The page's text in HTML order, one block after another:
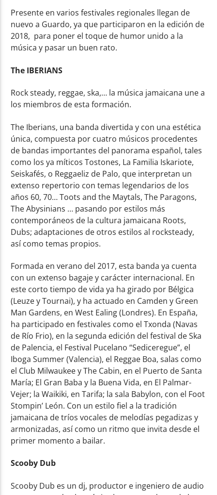
Presente en varios festivales regionales llegan de
nuevo a Guardo, ya que participaron en la edición de
2018, para poner el toque de humor unido a la
música y pasar un buen rato.
The IBERIANS
Rock steady, reggae, ska,… la música jamaicana une a
los miembros de esta formación.
The Iberians, una banda divertida y con una estética
única, compuesta por cuatro músicos procedentes
de bandas importantes del panorama español, tales
como los ya míticos Tostones, La Familia Iskariote,
Seiskafés, o Reggaeliz de Palo, que interpretan un
extenso repertorio con temas legendarios de los
años 60, 70… Toots and the Maytals, The Paragons,
The Abysinians … pasando por estilos más
contemporáneos de la cultura jamaicana Roots,
Dubs; adaptaciones de otros estilos al rocksteady,
así como temas propios.
Formada en verano del 2017, esta banda ya cuenta
con un extenso bagaje y carácter internacional. En
este corto tiempo de vida ya ha girado por Bélgica
(Leuze y Tournai), y ha actuado en Camden y Green
Man Gardens, en West Ealing (Londres). En España,
ha participado en festivales como el Txonda (Navas
de Río Frio), en la segunda edición del festival de Ska
de Palencia, el Festival Pucelano “Sediceregue”, el
Iboga Summer (Valencia), el Reggae Boa, salas como
el Club Milwaukee y The Cabin, en el Puerto de Santa
María; El Gran Baba y la Buena Vida, en El Palmar-
Vejer; la Waikiki, en Tarifa; la sala Babylon, con el Foot
Stompin’ León. Con un estilo fiel a la tradición
jamaicana de tríos vocales de melodías pegadizas y
armonizadas, así como un ritmo que invita desde el
primer momento a bailar.
Scooby Dub
Scooby Dub es un dj, productor e ingeniero de audio